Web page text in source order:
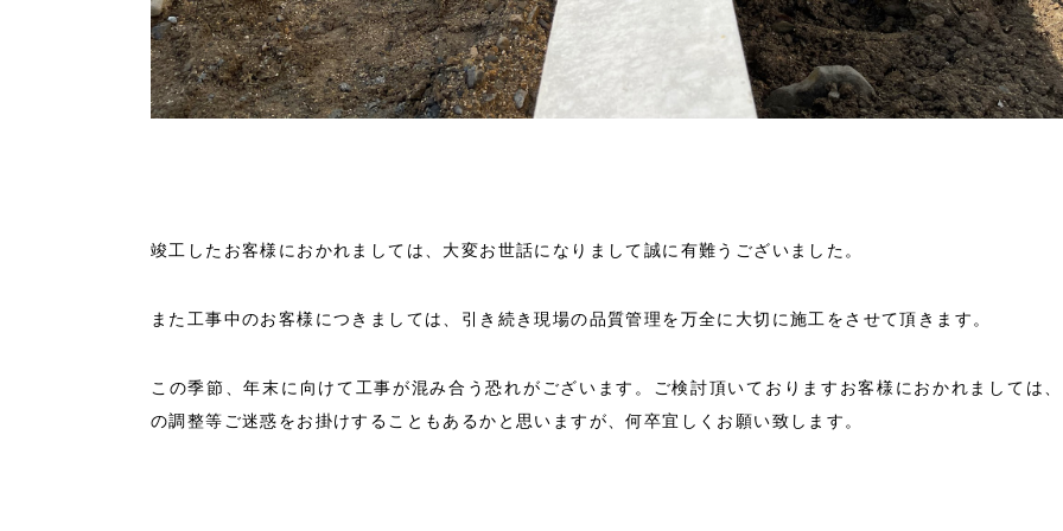
竣工したお客様におかれましては、大変お世話になりまして誠に有難うございました。
また工事中のお客様につきましては、引き続き現場の品質管理を万全に大切に施工をさせて頂きます。
この季節、年末に向けて工事が混み合う恐れがございます。ご検討頂いておりますお客様におかれましては
の調整等ご迷惑をお掛けすることもあるかと思いますが、何卒宜しくお願い致します。